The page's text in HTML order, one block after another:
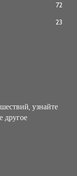
72
23
узнайте
другое